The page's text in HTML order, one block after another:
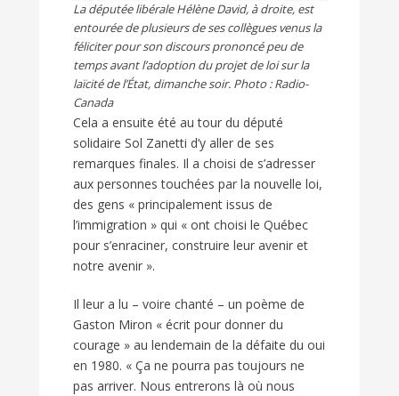
La députée libérale Hélène David, à droite, est
entourée de plusieurs de ses collègues venus la
féliciter pour son discours prononcé peu de
temps avant l’adoption du projet de loi sur la
laïcité de l’État, dimanche soir. Photo : Radio-
Canada
Cela a ensuite été au tour du député
solidaire Sol Zanetti d’y aller de ses
remarques finales. Il a choisi de s’adresser
aux personnes touchées par la nouvelle loi,
des gens « principalement issus de
l’immigration » qui « ont choisi le Québec
pour s’enraciner, construire leur avenir et
notre avenir ».
Il leur a lu – voire chanté – un poème de
Gaston Miron « écrit pour donner du
courage » au lendemain de la défaite du oui
en 1980. « Ça ne pourra pas toujours ne
pas arriver. Nous entrerons là où nous